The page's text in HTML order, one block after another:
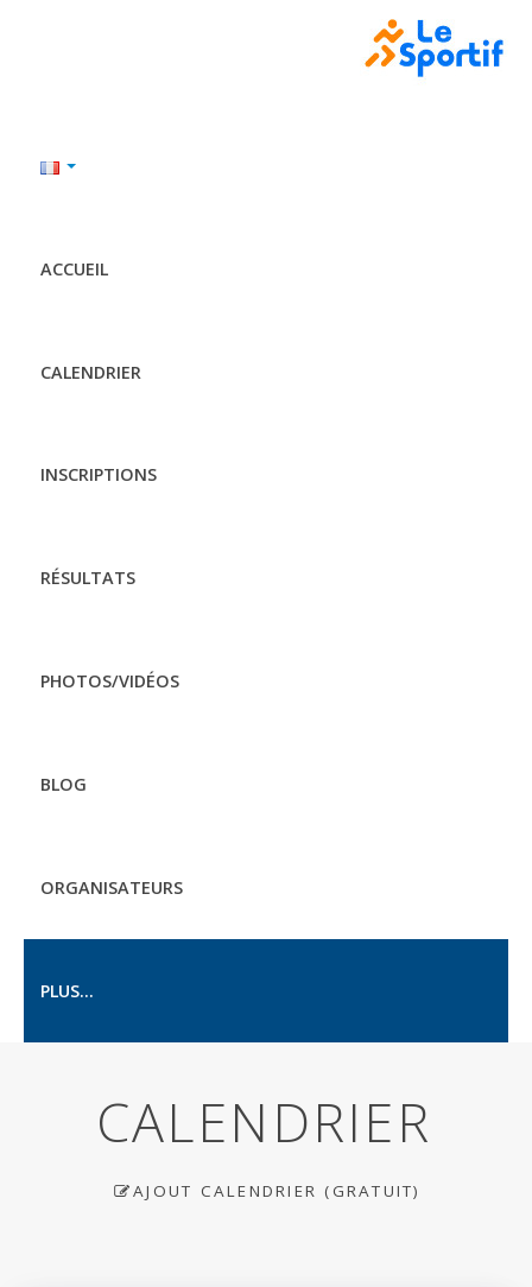
ACCUEIL
CALENDRIER
INSCRIPTIONS
RÉSULTATS
PHOTOS/VIDÉOS
BLOG
ORGANISATEURS
PLUS...
CALENDRIER
AJOUT CALENDRIER (GRATUIT)